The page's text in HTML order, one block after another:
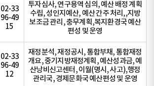
02-33
96-49
15
투자심사, 연구용역 심의, 예산 배정 계획
수립, 성인지예산, 예산 간주 처리,,지방
보조금 관리, 충무계획,복지환경국 예산
편성 및 운영
02-33
96-49
12
재정분석, 재정공시, 통합부채, 통합재정
개요, 중기지방재정계획, 예산성과금, 예
산낭비신고센터, 이월(명시, 사고),행정
관리국, 경제문화국 예산편성 및 운영